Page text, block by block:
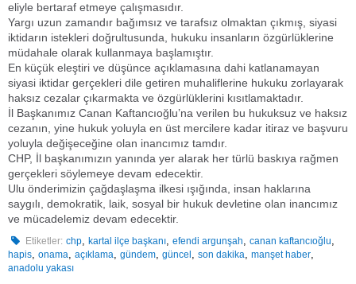
eliyle bertaraf etmeye çalışmasıdır.
Yargı uzun zamandır bağımsız ve tarafsız olmaktan çıkmış, siyasi
iktidarın istekleri doğrultusunda, hukuku insanların özgürlüklerine
müdahale olarak kullanmaya başlamıştır.
En küçük eleştiri ve düşünce açıklamasına dahi katlanamayan
siyasi iktidar gerçekleri dile getiren muhaliflerine hukuku zorlayarak
haksız cezalar çıkarmakta ve özgürlüklerini kısıtlamaktadır.
İl Başkanımız Canan Kaftancıoğlu’na verilen bu hukuksuz ve haksız
cezanın, yine hukuk yoluyla en üst mercilere kadar itiraz ve başvuru
yoluyla değişeceğine olan inancımız tamdır.
CHP, İl başkanımızın yanında yer alarak her türlü baskıya rağmen
gerçekleri söylemeye devam edecektir.
Ulu önderimizin çağdaşlaşma ilkesi ışığında, insan haklarına
saygılı, demokratik, laik, sosyal bir hukuk devletine olan inancımız
ve mücadelemiz devam edecektir.
Etiketler: chp,kartal ilçe başkanı,efendi argunşah,canan kaftancıoğlu,
hapis, onama, açıklama, gündem, güncel , son dakika, manşet haber,
anadolu yakası